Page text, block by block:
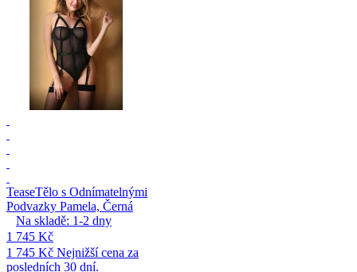
TeaseTělo s Odnímatelnými
Podvazky Pamela, Černá
Na skladě: 1-2 dny
1 745 Kč
1 745 Kč Nejnižší cena za
posledních 30 dní.